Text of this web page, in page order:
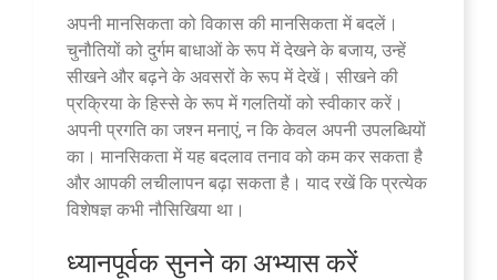
अपनी मानसिकता को विकास की मानसिकता में बदलें।
चुनौतियों को दुर्गम बाधाओं के रूप में देखने के बजाय, उन्हें
सीखने और बढ़ने के अवसरों के रूप में देखें। सीखने की
प्रक्रिया के हिस्से के रूप में गलतियों को स्वीकार करें।
अपनी प्रगति का जश्न मनाएं, न कि केवल अपनी उपलब्धियों
का। मानसिकता में यह बदलाव तनाव को कम कर सकता है
और आपकी लचीलापन बढ़ा सकता है। याद रखें कि प्रत्येक
विशेषज्ञ कभी नौसिखिया था।
ध्यानपूर्वक सुनने का अभ्यास करें